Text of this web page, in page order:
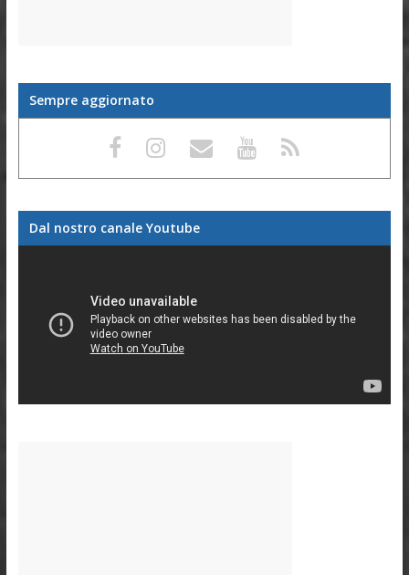
Sempre aggiornato
Dal nostro canale Youtube